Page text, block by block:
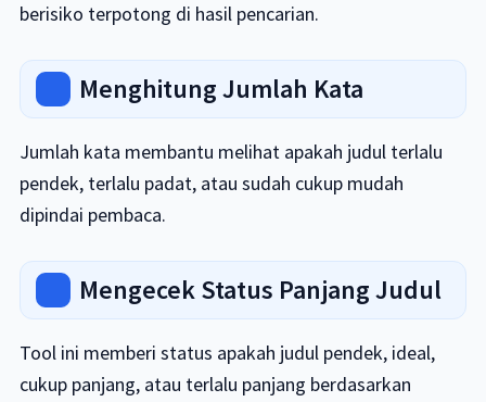
berisiko terpotong di hasil pencarian.
Menghitung Jumlah Kata
Jumlah kata membantu melihat apakah judul terlalu
pendek, terlalu padat, atau sudah cukup mudah
dipindai pembaca.
Mengecek Status Panjang Judul
Tool ini memberi status apakah judul pendek, ideal,
cukup panjang, atau terlalu panjang berdasarkan